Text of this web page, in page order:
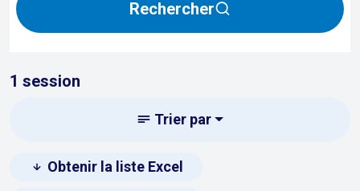
Rechercher
1 session
Trier par
Obtenir la liste Excel